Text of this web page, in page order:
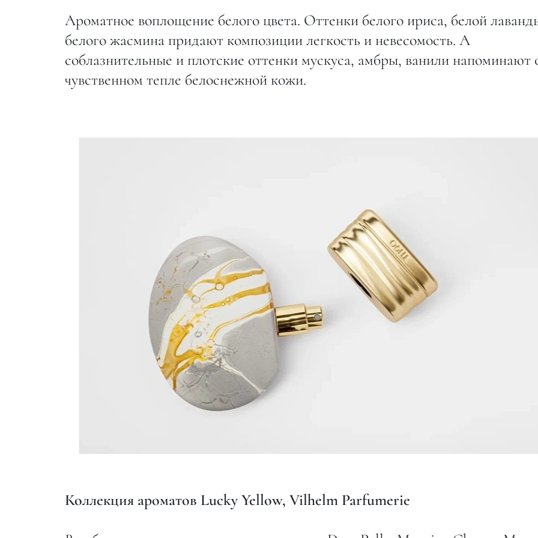
Ароматное воплощение белого цвета. Оттенки белого ириса, белой
белого жасмина придают композиции легкость и невесомость. А
соблазнительные и плотские оттенки мускуса, амбры, ванили напоминают
чувственном тепле белоснежной кожи.
Коллекция ароматов Lucky Yellow, Vilhelm Parfumerie